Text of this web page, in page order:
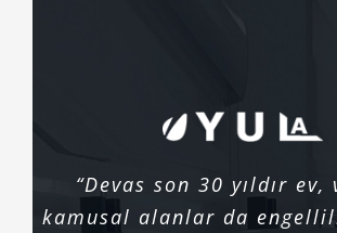
“Devas son 30 yıldır
kamusal alanlar da